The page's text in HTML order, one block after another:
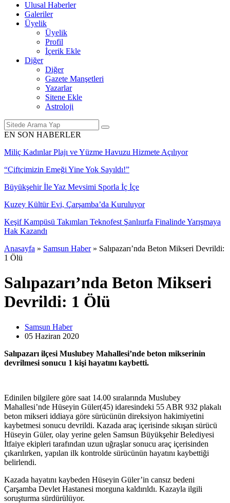
Ulusal Haberler
Galeriler
Üyelik
Üyelik
Profil
İçerik Ekle
Diğer
Diğer
Gazete Manşetleri
Yazarlar
Sitene Ekle
Astroloji
EN SON HABERLER
Anasayfa » Samsun Haber » Salıpazarı’nda Beton Mikseri Devrildi:
1 Ölü
Salıpazarı’nda Beton Mikseri
Devrildi: 1 Ölü
Samsun Haber
05 Haziran 2020
Salıpazarı ilçesi Muslubey Mahallesi’nde beton mikserinin
devrilmesi sonucu 1 kişi hayatını kaybetti.
Edinilen bilgilere göre saat 14.00 sıralarında Muslubey
Mahallesi’nde Hüseyin Güler(45) idaresindeki 55 ABR 932 plakalı
beton mikseri iddiaya göre sürücünün direksiyon hakimiyetini
kaybetmesi sonucu devrildi. Kazada araç içerisinde sıkışan sürücü
Hüseyin Güler, olay yerine gelen Samsun Büyükşehir Belediyesi
İtfaiye ekipleri tarafından uzun uğraşlar sonucu araç içerisinden
çıkarılırken, yapılan ilk kontrolde sürücünün hayatını kaybettiği
belirlendi.
Kazada hayatını kaybeden Hüseyin Güler’in cansız bedeni
Çarşamba Devlet Hastanesi morguna kaldırıldı. Kazayla ilgili
soruşturma sürdürülüyor.